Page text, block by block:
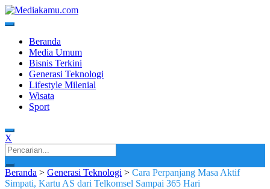
Skip
to
MEDIAKAMU.com
Media Terkini untuk Generasi Milenial!
Beranda
Media Umum
Bisnis Terkini
Generasi Teknologi
Lifestyle Milenial
Wisata
Sport
X
Search
for:
Beranda > Generasi Teknologi > Cara Perpanjang Masa Aktif
Simpati, Kartu AS dari Telkomsel Sampai 365 Hari